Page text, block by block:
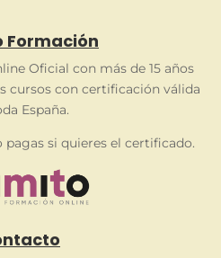
Formación
Oficial con más de 15 años
cursos con certificación válida
España.
si quieres el certificado.